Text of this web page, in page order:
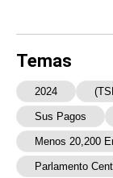
Temas
2024
Sus Pagos
Menos 20,200
Parlamento